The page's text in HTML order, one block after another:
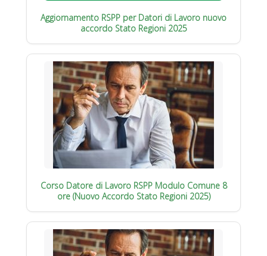
Aggiornamento RSPP per Datori di Lavoro nuovo
accordo Stato Regioni 2025
Corso Datore di Lavoro RSPP Modulo Comune 8
ore (Nuovo Accordo Stato Regioni 2025)